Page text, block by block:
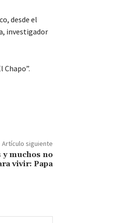
desde el
investigador
Artículo siguiente
y muchos no
vivir: Papa